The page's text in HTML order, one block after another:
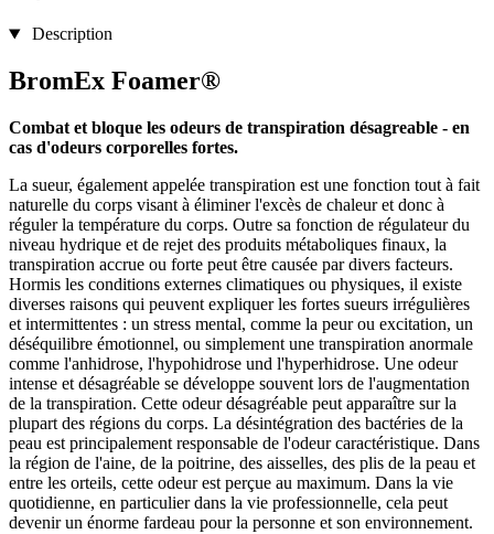
Description
BromEx Foamer®
Combat et bloque les odeurs de transpiration désagreable - en
cas d'odeurs corporelles fortes.
La sueur, également appelée transpiration est une fonction tout à fait
naturelle du corps visant à éliminer l'excès de chaleur et donc à
réguler la température du corps. Outre sa fonction de régulateur du
niveau hydrique et de rejet des produits métaboliques finaux, la
transpiration accrue ou forte peut être causée par divers facteurs.
Hormis les conditions externes climatiques ou physiques, il existe
diverses raisons qui peuvent expliquer les fortes sueurs irrégulières
et intermittentes : un stress mental, comme la peur ou excitation, un
déséquilibre émotionnel, ou simplement une transpiration anormale
comme l'anhidrose, l'hypohidrose und l'hyperhidrose. Une odeur
intense et désagréable se développe souvent lors de l'augmentation
de la transpiration. Cette odeur désagréable peut apparaître sur la
plupart des régions du corps. La désintégration des bactéries de la
peau est principalement responsable de l'odeur caractéristique. Dans
la région de l'aine, de la poitrine, des aisselles, des plis de la peau et
entre les orteils, cette odeur est perçue au maximum. Dans la vie
quotidienne, en particulier dans la vie professionnelle, cela peut
devenir un énorme fardeau pour la personne et son environnement.